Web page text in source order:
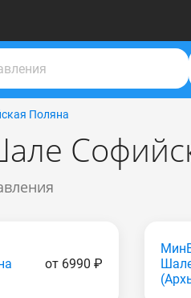
Поляна
от 6990 ₽